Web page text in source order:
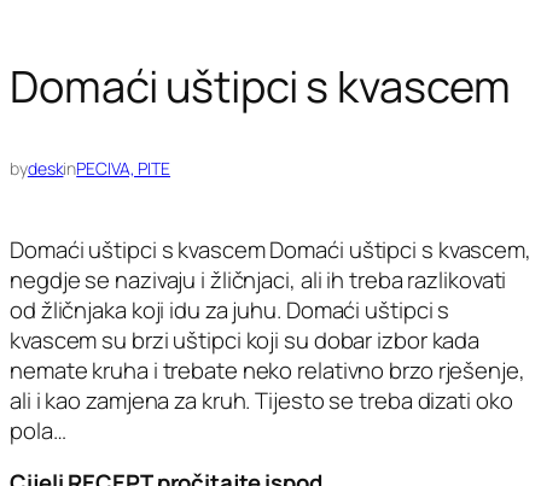
Domaći uštipci s kvascem
bydeskinPECIVA, PITE
Domaći uštipci s kvascem Domaći uštipci s kvascem,
negdje se nazivaju i žličnjaci, ali ih treba razlikovati
od žličnjaka koji idu za juhu. Domaći uštipci s
kvascem su brzi uštipci koji su dobar izbor kada
nemate kruha i trebate neko relativno brzo rješenje,
ali i kao zamjena za kruh. Tijesto se treba dizati oko
pola…